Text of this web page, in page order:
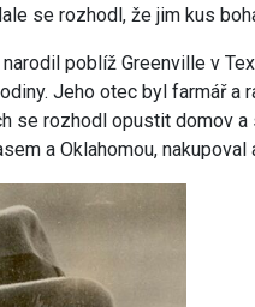
se rozhodl, že jim kus
poblíž Greenville v
Jeho otec byl farmář a
se rozhodl opustit domov
a Oklahomou, nakupoval